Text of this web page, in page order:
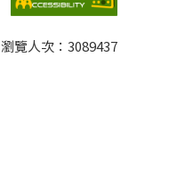
瀏覽人次： 3089437